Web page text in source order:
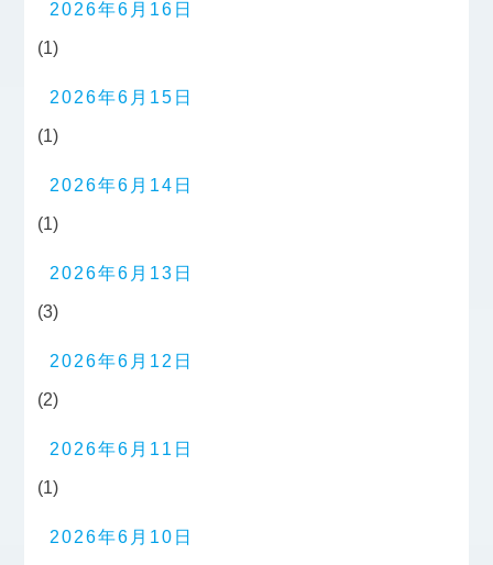
2026年6月16日
(1)
2026年6月15日
(1)
2026年6月14日
(1)
2026年6月13日
(3)
2026年6月12日
(2)
2026年6月11日
(1)
2026年6月10日